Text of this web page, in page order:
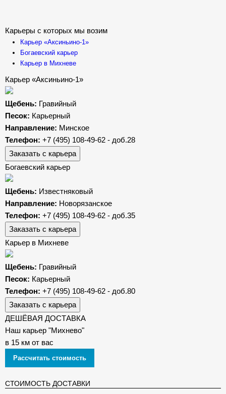
Карьеры с которых мы возим
Карьер «Аксиньино-1»
Богаевский карьер
Карьер в Михневе
Карьер «Аксиньино-1»
Щебень: Гравийный
Песок: Карьерный
Направление: Минское
Телефон: +7 (495) 108-49-62 - доб.28
Заказать с карьера
Богаевский карьер
Щебень: Известняковый
Направление: Новорязанское
Телефон: +7 (495) 108-49-62 - доб.35
Заказать с карьера
Карьер в Михневе
Щебень: Гравийный
Песок: Карьерный
Телефон: +7 (495) 108-49-62 - доб.80
Заказать с карьера
ДЕШЁВАЯ ДОСТАВКА
Наш карьер "Михнево"
в 15 км от вас
Рассчитать стоимость
СТОИМОСТЬ ДОСТАВКИ